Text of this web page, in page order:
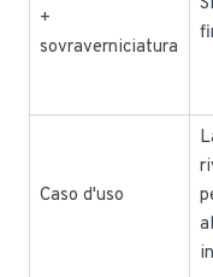
+
sovraverniciatura
Caso d'uso